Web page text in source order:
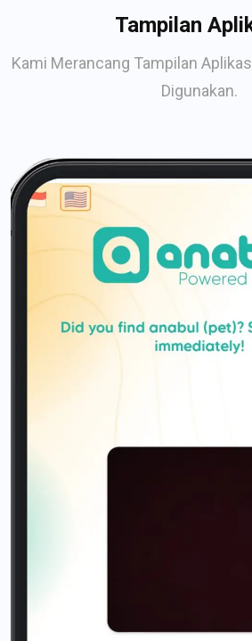
Tampilan
Kami Merancang Tampilan
Digunakan.